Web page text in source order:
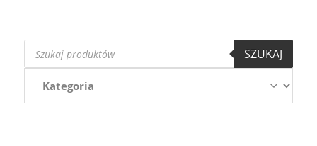
Wyszukiwarka
produktów
SZUKAJ